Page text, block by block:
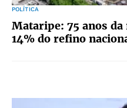
POLÍTICA
Mataripe: 75 anos
14% do refino